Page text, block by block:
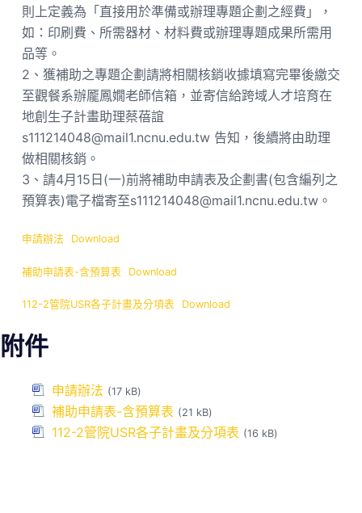
則上定義為「直接用於準備或辦理專題企劃之經費」，
如：印刷費、所需器材、材料費或辦理專題成果所需用
品等。
2、獲補助之專題企劃請將相關核銷收據填寫完畢後繳交
至觀餐系辦龎鳳嫺老師信箱，並寄信給跨域人才培育在
地創生子計畫助理蔡蓓誼
s111214048@mail1.ncnu.edu.tw 告知，後續將由助理
做相關核銷。
3、請4月15日(一)前將補助申請表及企劃書(包含編列之
預算表)電子檔寄至s111214048@mail1.ncnu.edu.tw。
申請辦法 Download
補助申請表-含預算表 Download
112-2管院USR各子計畫及分項表 Download
附件
申請辦法 (17 kB)
補助申請表-含預算表 (21 kB)
112-2管院USR各子計畫及分項表 (16 kB)